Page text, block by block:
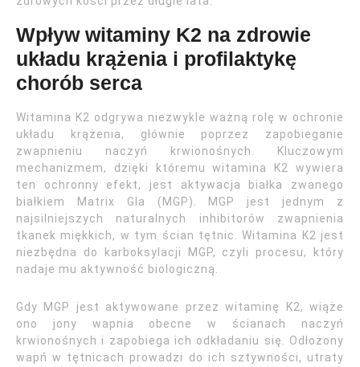
Wpływ witaminy K2 na zdrowie
układu krążenia i profilaktykę
chorób serca
Witamina K2 odgrywa niezwykle ważną rolę w ochronie
układu krążenia, głównie poprzez zapobieganie
zwapnieniu naczyń krwionośnych. Kluczowym
mechanizmem, dzięki któremu witamina K2 wywiera
ten ochronny efekt, jest aktywacja białka zwanego
białkiem Matrix Gla (MGP). MGP jest jednym z
najsilniejszych naturalnych inhibitorów zwapnienia
tkanek miękkich, w tym ścian tętnic. Witamina K2 jest
niezbędna do karboksylacji MGP, czyli procesu, który
nadaje mu aktywność biologiczną.
Gdy MGP jest aktywowane przez witaminę K2, wiąże
ono jony wapnia obecne w ścianach naczyń
krwionośnych i zapobiega ich odkładaniu się. Odłożony
wapń w tętnicach prowadzi do ich sztywności, utraty